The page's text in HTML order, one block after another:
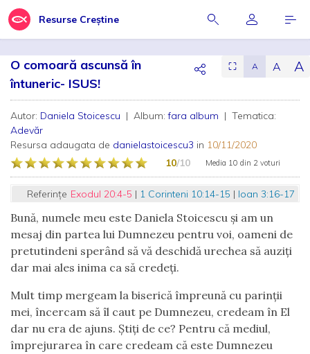
Resurse Creștine
O comoară ascunsă în
întuneric- ISUS!
⛶ A A A
Autor: Daniela Stoicescu | Album:fara album | Tematica:
Adevăr
Resursa adaugata de danielastoicescu3 in 10/11/2020
10/10 Media 10 din 2 voturi
Referințe Exodul 20:4-5 | 1 Corinteni 10:14-15 | Ioan 3:16-17
Bună, numele meu este Daniela Stoicescu și am un
mesaj din partea lui Dumnezeu pentru voi, oameni de
pretutindeni sperând să vă deschidă urechea să auziți
dar mai ales inima ca să credeți.
Mult timp mergeam la biserică împreună cu parinții
mei, încercam să îl caut pe Dumnezeu, credeam în El
dar nu era de ajuns. Știți de ce? Pentru că mediul,
împrejurarea în care credeam că este Dumnezeu